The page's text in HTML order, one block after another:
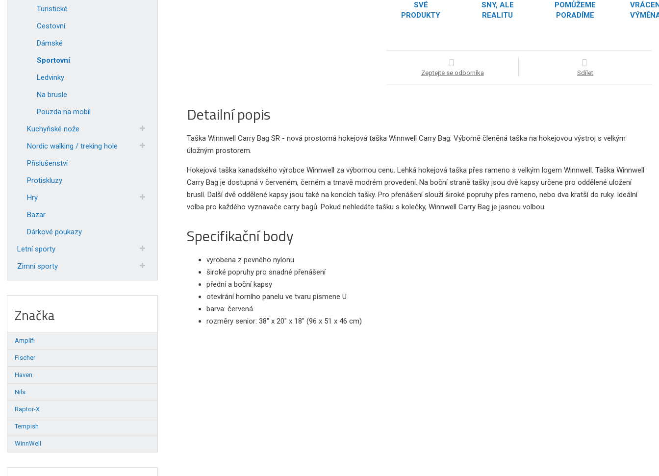
SVÉ
PRODUKTY
SNY, ALE
REALITU
POMŮŽEME
PORADÍME
Zeptejte se odborníka Sdílet
Detailní popis
Taška Winnwell Carry Bag SR - nová prostorná hokejová taška Winnwell Carry Bag. Výborně členěná taška na hokejovou výstroj s velkým
úložným prostorem.
Hokejová taška kanadského výrobce Winnwell za výbornou cenu. Lehká hokejová taška přes rameno s velkým logem Winnwell. Taška Winnwell
Carry Bag je dostupná v červeném, černém a tmavě modrém provedení. Na boční straně tašky jsou dvě kapsy určene pro oddělené uložení
bruslí. Další dvě oddělené kapsy jsou také na koncích tašky. Pro přenášení slouží široké popruhy přes rameno, nebo dva kratší do ruky. Ideální
volba pro každého vyznavače carry bagů. Pokud nehledáte tašku s kolečky, Winnwell Carry Bag je jasnou volbou.
Specifikační body
vyrobena z pevného nylonu
široké popruhy pro snadné přenášení
přední a boční kapsy
otevírání horního panelu ve tvaru písmene U
barva: červená
rozměry senior: 38" x 20" x 18" (96 x 51 x 46 cm)
Turistické
Cestovní
Dámské
Sportovní
Ledvinky
Na brusle
Pouzda na mobil
Kuchyňské nože
Nordic walking / treking hole
Příslušenství
Protiskluzy
Hry
Bazar
Dárkové poukazy
Letní sporty
Zimní sporty
Značka
Amplifi
Fischer
Haven
Nils
Raptor-X
Tempish
WinnWell